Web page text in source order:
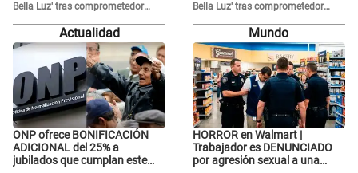
Bella Luz' tras comprometedor
video y detalla DESAGRADABLE
momento: "Me hizo sentir
Bella Luz' tras comprometedor
video y detalla DESAGRADABLE
momento: "Me hizo sentir
incómoda"
Actualidad
ONP ofrece BONIFICACIÓN
ADICIONAL del 25% a
jubilados que cumplan este
Mundo
HORROR en Walmart |
Trabajador es DENUNCIADO
por agresión sexual a una